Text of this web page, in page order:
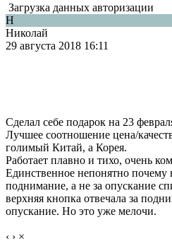
Загрузка данных авторизации
Н
Николай
29 августа 2018 16:11
Сделал себе подарок на 23
Лучшее соотношение цена/
голимый Китай, а Корея.
Работает плавно и тихо, очень
Единственное непонятно почему
поднимание, а не за опускание
верхняя кнопка отвечала за
опускание. Но это уже мелочи.
‹ › ×